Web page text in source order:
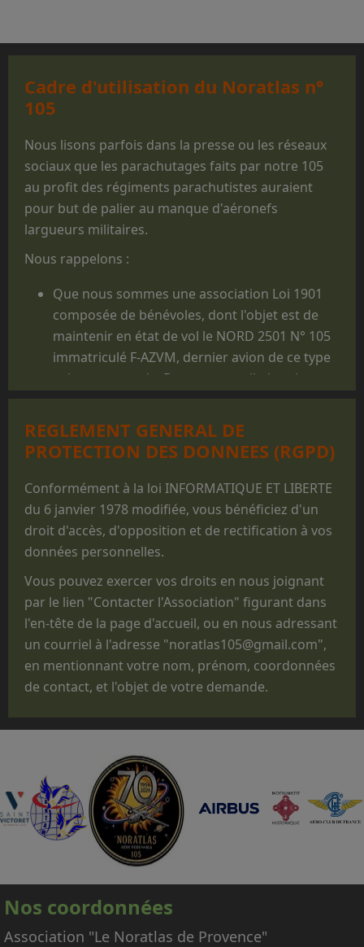
Cadre d'utilisation du Noratlas n°
105
Nous lisons parfois dans la presse ou les réseaux
sociaux que les parachutages faits par notre 105
au profit des régiments parachutistes auraient
pour but de palier au manque d'aéronefs
largueurs militaires.
Nous rappelons :
Que nous sommes une association Loi 1901
composée de bénévoles, dont l'objet est de
maintenir en état de vol le NORD 2501 N° 105
immatriculé F-AZVM, dernier avion de ce type
volant au monde. De cet appareil, dont la
largués des milliers de jeunes gens, et il reste
un appareil mythique dans le monde du
parachutisme militaire.
Que les prestations faites au profit des
structures militaires des 3 Armées ne sont
réalisées que pour des parachutages
ponctuels exécutés lors de manifestations
commémorations, des anniversaires, des
"Journées Portes ouvertes", des journées des
familles, des baptêmes de promotion, des
fêtes d'unité ou pour des passations de
commandement.
Que le statut administratif de notre avion,
(CNRAC) ne nous permet pas d'embarquer des
passagers autres que les membres
d'équipage adhérents à l'association,
nécessaires à la conduite et à la mise en
œuvre de l'avion.
En conséquence, nous regrettons donc de ne
pas pouvoir répondre aux nombreuses
demandes d'embarquement sur le Noratlas, à
titre gracieux ou payant.
REGLEMENT GENERAL DE
PROTECTION DES DONNEES (RGPD)
Conformément à la loi INFORMATIQUE ET LIBERTE
du 6 janvier 1978 modifiée, vous bénéficiez d'un
droit d'accès, d'opposition et de rectification à vos
données personnelles.
Vous pouvez exercer vos droits en nous joignant
par le lien "Contacter l'Association" figurant dans
l'en-tête de la page d'accueil, ou en nous adressant
un courriel à l'adresse "noratlas105@gmail.com",
en mentionnant votre nom, prénom, coordonnées
de contact, et l'objet de votre demande.
Nos coordonnées
Association "Le Noratlas de Provence"